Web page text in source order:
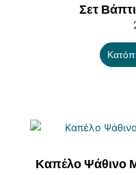
Σετ
Καπέλο Ψάθινο